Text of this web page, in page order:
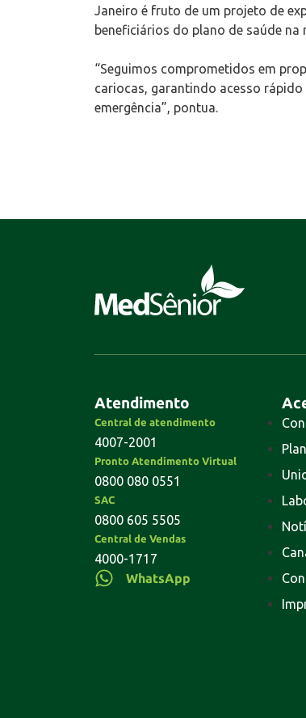
Janeiro é fruto de um projeto de
beneficiários do plano de saúde na
“Seguimos comprometidos em
cariocas, garantindo acesso
emergência”, pontua.
Atendimento
Central de atendimento
4007-2001
Pronto Atendimento Virtual
0800 080 0551
SAC
0800 605 5505
Central de Vendas
4000-1717
WhatsApp